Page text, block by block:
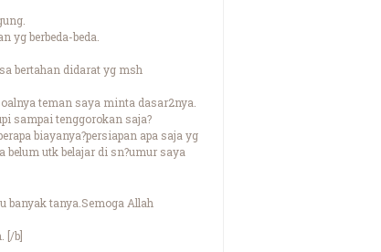
yg berbeda-beda.
bertahan didarat yg msh
teman saya minta dasar2nya.
sampai tenggorokan saja?
biayanya?persiapan apa saja yg
belum utk belajar di sn?umur saya
tanya.Semoga Allah
[/b]